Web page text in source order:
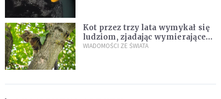
Kot przez trzy lata wymykał się
ludziom, zjadając wymierające
kaczki. W końcu popełnił
WIADOMOŚCI ZE ŚWIATA